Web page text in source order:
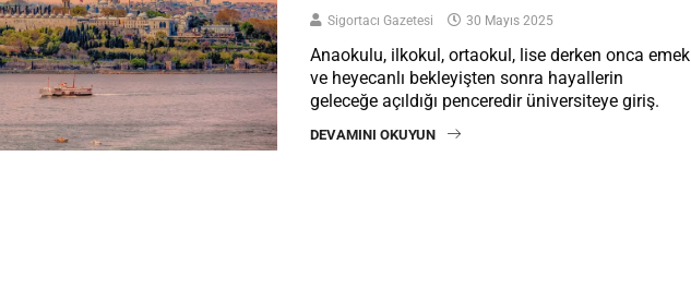
Sigortacı Gazetesi 30 Mayıs 2025
Anaokulu, ilkokul, ortaokul, lise derken onca emek
ve heyecanlı bekleyişten sonra hayallerin
geleceğe açıldığı penceredir üniversiteye giriş.
DEVAMINI OKUYUN